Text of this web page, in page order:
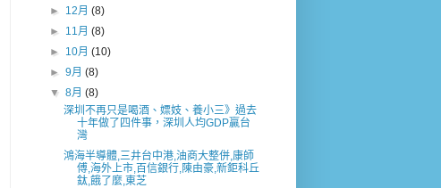
► 12月(8)
► 11月(8)
► 10月(10)
►9月(8)
▼8月(8)
深圳不再只是喝酒、嫖妓、養小三》過去
十年做了四件事，深圳人均GDP贏台
灣
鴻海半導體,三井台中港,油商大整併,康師
傅,海外上市,百信銀行,陳由豪,新鉅科丘
鈦,餓了麼,東芝